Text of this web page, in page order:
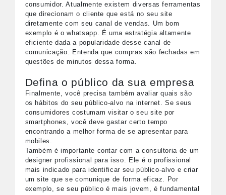
consumidor. Atualmente existem diversas ferramentas
que direcionam o cliente que está no seu site
diretamente com seu canal de vendas. Um bom
exemplo é o whatsapp. É uma estratégia altamente
eficiente dada a popularidade desse canal de
comunicação. Entenda que compras são fechadas em
questões de minutos dessa forma.
Defina o público da sua empresa
Finalmente, você precisa também avaliar quais são
os hábitos do seu público-alvo na internet. Se seus
consumidores costumam visitar o seu site por
smartphones, você deve gastar certo tempo
encontrando a melhor forma de se apresentar para
mobiles.
Também é importante contar com a consultoria de um
designer profissional para isso. Ele é o profissional
mais indicado para identificar seu público-alvo e criar
um site que se comunique de forma eficaz. Por
exemplo, se seu público é mais jovem, é fundamental